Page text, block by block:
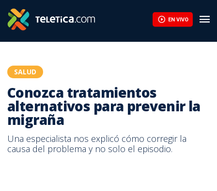
EN VIVO
SALUD
Conozca tratamientos
alternativos para prevenir la
migraña
Una especialista nos explicó cómo corregir la
causa del problema y no solo el episodio.